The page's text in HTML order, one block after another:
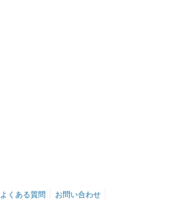
よくある質問 お問い合わせ